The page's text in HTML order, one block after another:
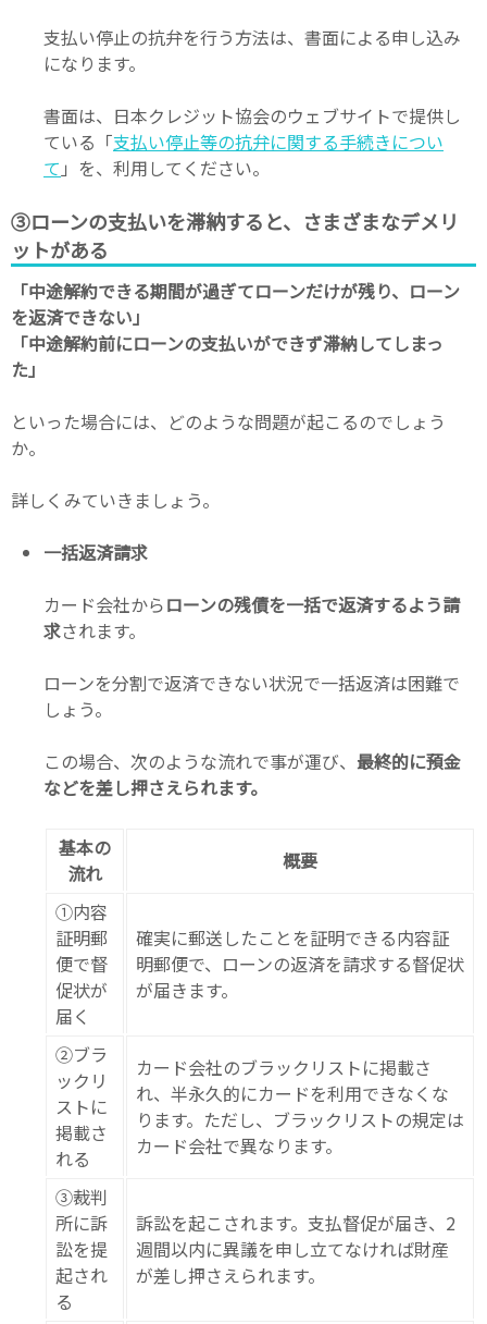
支払い停止の抗弁を行う方法は、書面による申し込み
になります。
書面は、日本クレジット協会のウェブサイトで提供し
ている「支払い停止等の抗弁に関する手続きについ
て 」を、利用してください。
③ローンの支払いを滞納すると、さまざまなデメリ
ットがある
「中途解約できる期間が過ぎてローンだけが残り、ローン
を返済できない」
「中途解約前にローンの支払いができず滞納してしまっ
た」
といった場合には、どのような問題が起こるのでしょう
か。
詳しくみていきましょう。
一括返済請求
カード会社からローンの残債を一括で返済するよう請
求されます。
ローンを分割で返済できない状況で一括返済は困難で
しょう。
この場合、次のような流れで事が運び、 最終的に預金
などを差し押さえられます。
基本の
流れ
概要
①内容
証明郵
便で督
促状が
届く
確実に郵送したことを証明できる内容証
明郵便で、ローンの返済を請求する督促状
が届きます。
②ブラ
ックリ
ストに
掲載さ
れる
カード会社のブラックリストに掲載さ
れ、半永久的にカードを利用できなくな
ります。ただし、ブラックリストの規定は
カード会社で異なります。
③裁判
所に訴
訟を提
起され
る
訴訟を起こされます。支払督促が届き、2
週間以内に異議を申し立てなければ財産
が差し押さえられます。